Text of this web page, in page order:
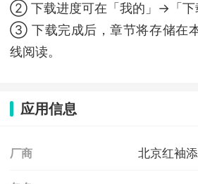
② 下载进度可在「我的」→「下
③ 下载完成后，章节将存储在
线阅读。
应用信息
厂商 北京红袖